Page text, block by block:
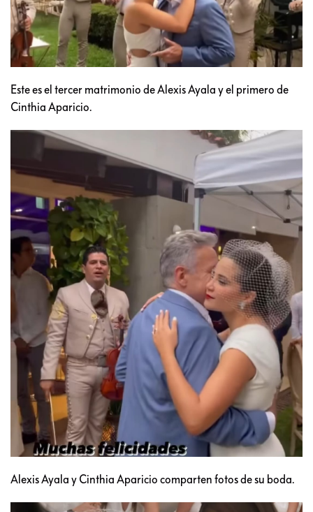
Este es el tercer matrimonio de Alexis Ayala y el primero de
Cinthia Aparicio.
Alexis Ayala y Cinthia Aparicio comparten fotos de su boda.